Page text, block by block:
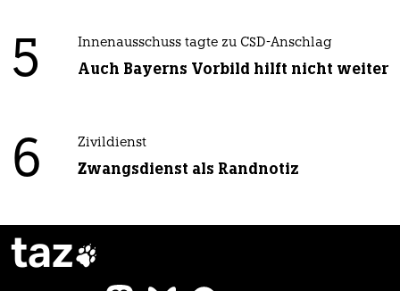
5 Innenausschuss tagte zu CSD-Anschlag
Auch Bayerns Vorbild hilft nicht weiter
6 Zivildienst
Zwangsdienst als Randnotiz
taz